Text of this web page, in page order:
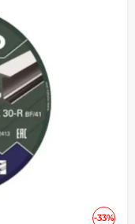
-33%